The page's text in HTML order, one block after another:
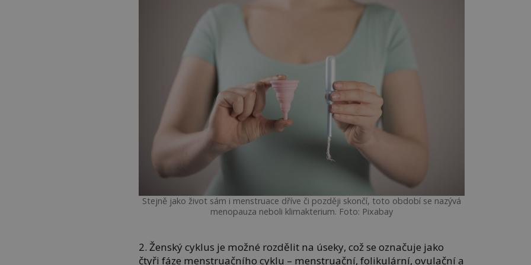
Stejně jako život sám i menstruace dříve či později skončí, toto období se nazývá
menopauza neboli klimakterium. Foto: Pixabay
2. Ženský cyklus je možné rozdělit na úseky, což se označuje jako
čtyři fáze menstruačního cyklu – menstruační, folikulární, ovulační a